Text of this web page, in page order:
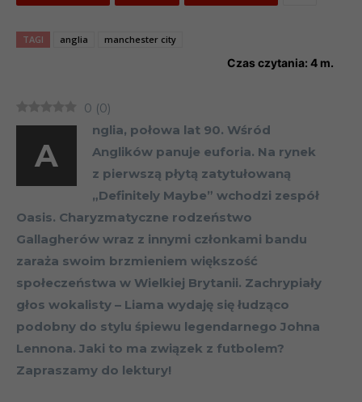
TAGI anglia manchester city
Czas czytania: 4 m.
0 (0)
A
nglia, połowa lat 90. Wśród
Anglików panuje euforia. Na rynek
z pierwszą płytą zatytułowaną
„Definitely Maybe” wchodzi zespół
Oasis. Charyzmatyczne rodzeństwo
Gallagherów wraz z innymi członkami bandu
zaraża swoim brzmieniem większość
społeczeństwa w Wielkiej Brytanii. Zachrypiały
głos wokalisty – Liama wydaję się łudząco
podobny do stylu śpiewu legendarnego Johna
Lennona. Jaki to ma związek z futbolem?
Zapraszamy do lektury!